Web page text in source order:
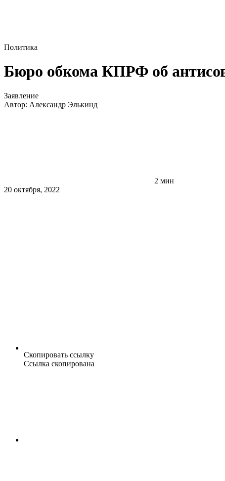
Политика
Бюро обкома КПРФ об
Заявление
Автор: Александр Элькинд
2 мин
20 октября, 2022
Скопировать ссылку
Ссылка скопирована